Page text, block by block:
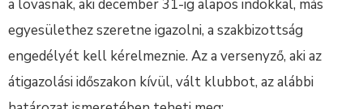
a lovasnak, aki december 31-ig alapos indokkal, más
egyesülethez szeretne igazolni, a szakbizottság
engedélyét kell kérelmeznie. Az a versenyző, aki az
átigazolási időszakon kívül, vált klubbot, az alábbi